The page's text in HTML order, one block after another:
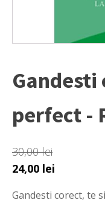
perfect -
30,00lei
Prețul
a
24,00 lei
este:
Gandesti corect, te